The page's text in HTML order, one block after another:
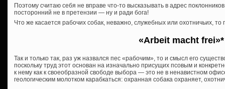
Поэтому считаю себя не вправе что-то высказывать в адрес
посторонний не в претензии — ну и ради бога!
Что же касается рабочих собак, неважно, служебных или охотничьих,
«Arbeit macht frei»*
Так и только так, раз уж назвался пес «рабочим», то и смысл его
поскольку труд этот основан на изначально присущих псовым и
к нему как к своеобразной свободе выбора — это не в ненавистном
геологическим молотком карабкаться: охранная собака охраняет,